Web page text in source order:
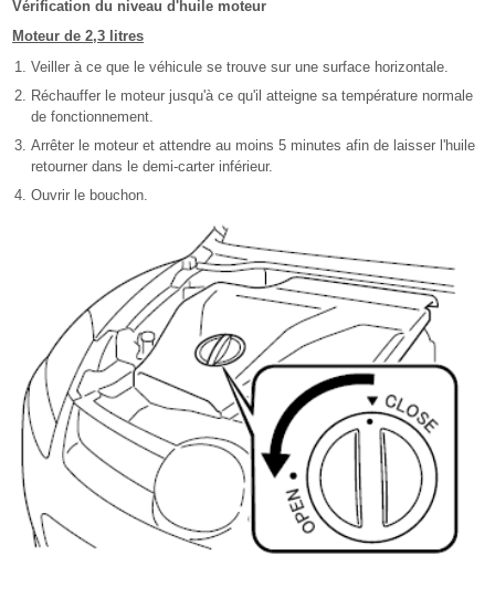
Vérification du niveau d'huile moteur
Moteur de 2,3 litres
Veiller à ce que le véhicule se trouve sur une surface horizontale.
Réchauffer le moteur jusqu'à ce qu'il atteigne sa température normale
de fonctionnement.
Arrêter le moteur et attendre au moins 5 minutes afin de laisser l'huile
retourner dans le demi-carter inférieur.
Ouvrir le bouchon.